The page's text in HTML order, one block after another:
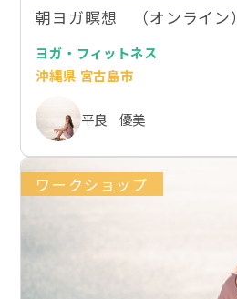
朝ヨガ瞑想 （オンライン）
ヨガ・フィットネス
沖縄県 宮古島市
平良 優美
ワークショップ